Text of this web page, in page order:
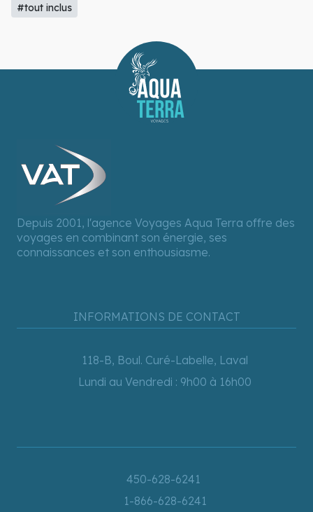
#tout inclus
Depuis 2001, l'agence Voyages Aqua Terra offre des
voyages en combinant son énergie, ses
connaissances et son enthousiasme.
INFORMATIONS DE CONTACT
118-B, Boul. Curé-Labelle, Laval
Lundi au Vendredi : 9h00 à 16h00
450-628-6241
1-866-628-6241